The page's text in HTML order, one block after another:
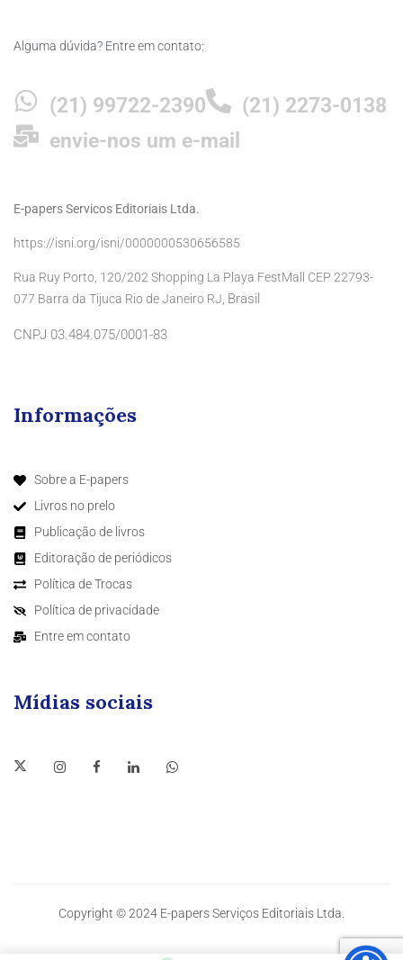
Alguma dúvida? Entre em contato:
(21) 99722-2390
(21) 2273-0138
envie-nos um e-mail
E-papers Servicos Editoriais Ltda.
https://isni.org/isni/0000000530656585
Rua Ruy Porto, 120/202 Shopping La Playa FestMall CEP 22793-
077 Barra da Tijuca Rio de Janeiro RJ, Brasil
CNPJ 03.484.075/0001-83
Informações
Sobre a E-papers
Livros no prelo
Publicação de livros
Editoração de periódicos
Política de Trocas
Política de privacidade
Entre em contato
Mídias sociais
Copyright © 2024 E-papers Serviços Editoriais Ltda.